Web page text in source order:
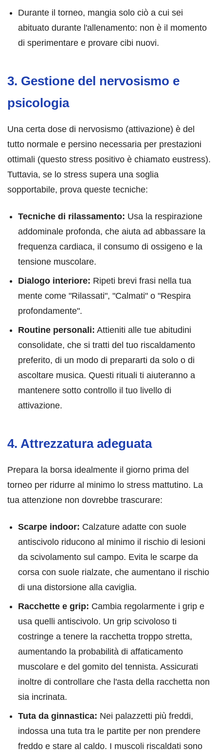
Durante il torneo, mangia solo ciò a cui sei
abituato durante l'allenamento: non è il momento
di sperimentare e provare cibi nuovi.
3. Gestione del nervosismo e
psicologia
Una certa dose di nervosismo (attivazione) è del
tutto normale e persino necessaria per prestazioni
ottimali (questo stress positivo è chiamato eustress).
Tuttavia, se lo stress supera una soglia
sopportabile, prova queste tecniche:
Tecniche di rilassamento: Usa la respirazione
addominale profonda, che aiuta ad abbassare la
frequenza cardiaca, il consumo di ossigeno e la
tensione muscolare.
Dialogo interiore: Ripeti brevi frasi nella tua
mente come "Rilassati", "Calmati" o "Respira
profondamente".
Routine personali: Attieniti alle tue abitudini
consolidate, che si tratti del tuo riscaldamento
preferito, di un modo di prepararti da solo o di
ascoltare musica. Questi rituali ti aiuteranno a
mantenere sotto controllo il tuo livello di
attivazione.
4. Attrezzatura adeguata
Prepara la borsa idealmente il giorno prima del
torneo per ridurre al minimo lo stress mattutino. La
tua attenzione non dovrebbe trascurare:
Scarpe indoor: Calzature adatte con suole
antiscivolo riducono al minimo il rischio di lesioni
da scivolamento sul campo. Evita le scarpe da
corsa con suole rialzate, che aumentano il rischio
di una distorsione alla caviglia.
Racchette e grip: Cambia regolarmente i grip e
usa quelli antiscivolo. Un grip scivoloso ti
costringe a tenere la racchetta troppo stretta,
aumentando la probabilità di affaticamento
muscolare e del gomito del tennista. Assicurati
inoltre di controllare che l'asta della racchetta non
sia incrinata.
Tuta da ginnastica: Nei palazzetti più freddi,
indossa una tuta tra le partite per non prendere
freddo e stare al caldo. I muscoli riscaldati sono